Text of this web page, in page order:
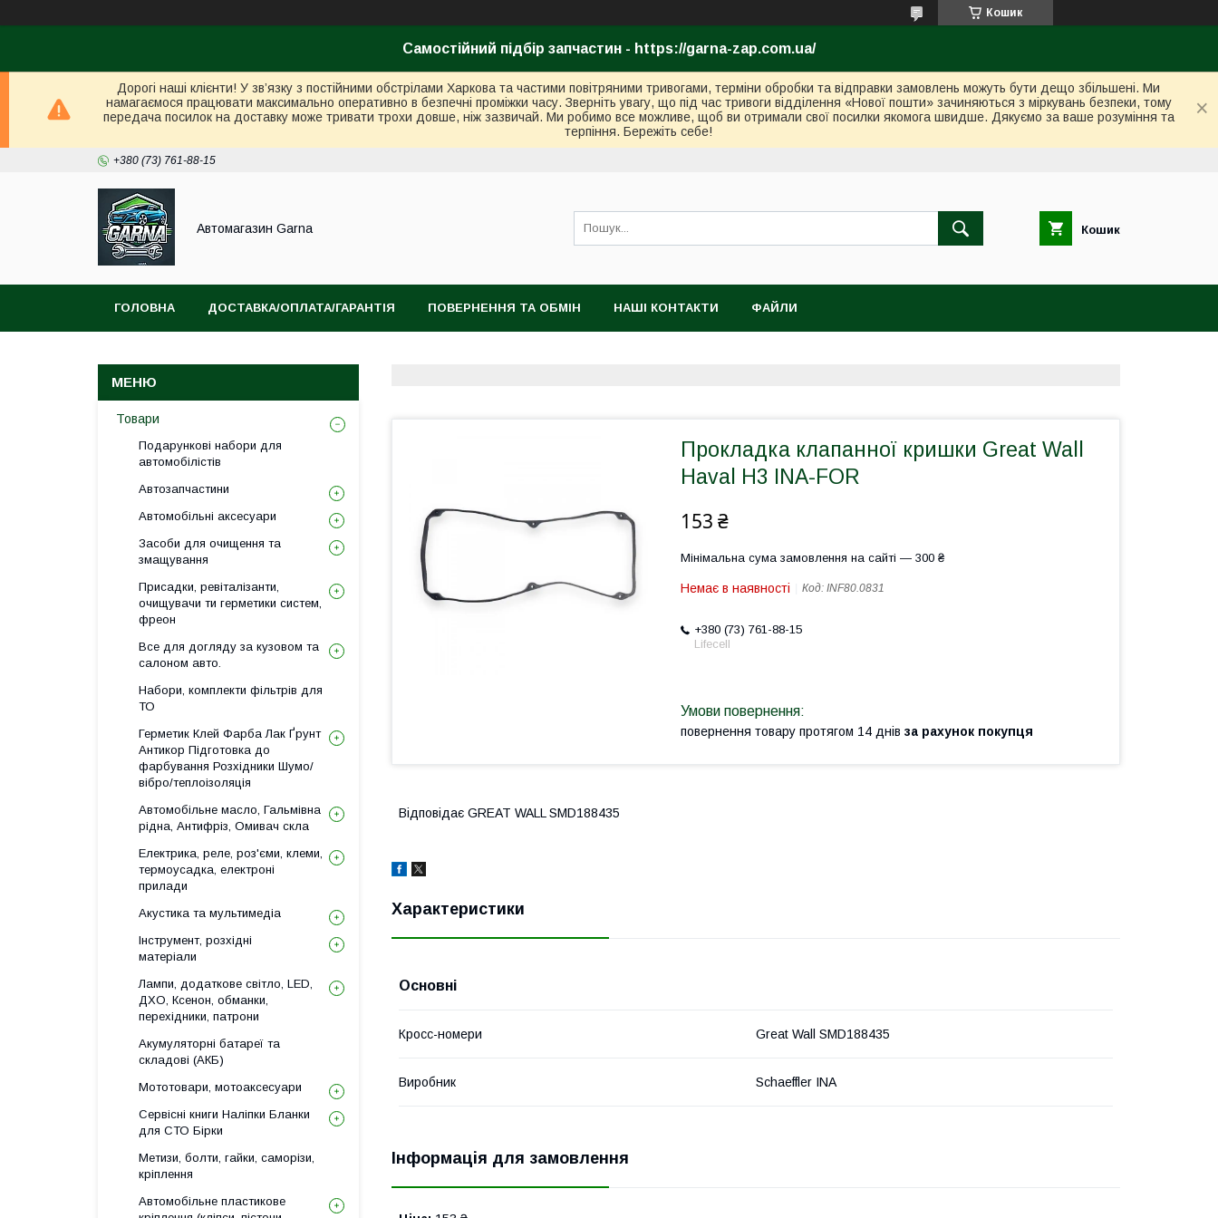
Кошик
Самостійний підбір запчастин - https://garna-zap.com.ua/
Дорогі наші клієнти! У зв’язку з постійними обстрілами Харкова та частими повітряними тривогами, терміни обробки та відправки замовлень можуть бути дещо збільшені. Ми
намагаємося працювати максимально оперативно в безпечні проміжки часу. Зверніть увагу, що під час тривоги відділення «Нової пошти» зачиняються з міркувань безпеки, тому
передача посилок на доставку може тривати трохи довше, ніж зазвичай. Ми робимо все можливе, щоб ви отримали свої посилки якомога швидше. Дякуємо за ваше розуміння та
терпіння. Бережіть себе!
+380 (73) 761-88-15
Автомагазин Garna Кошик
ГОЛОВНА ДОСТАВКА/ОПЛАТА/ГАРАНТІЯ ПОВЕРНЕННЯ ТА ОБМІН НАШІ КОНТАКТИ ФАЙЛИ
Прокладка клапанної кришки Great Wall
Haval H3 INA-FOR
153 ₴
Мінімальна сума замовлення на сайті — 300 ₴
Немає в наявності Код: INF80.0831
+380 (73) 761-88-15
Lifecell
повернення товару протягом 14 днів за рахунок покупця
Відповідає GREAT WALL SMD188435
Характеристики
Основні
Кросс-номери Great Wall SMD188435
Виробник Schaeffler INA
Інформація для замовлення
Товари
Подарункові набори для
автомобілістів
Автозапчастини
Автомобільні аксесуари
Засоби для очищення та
змащування
Присадки, ревіталізанти,
очищувачи ти герметики систем,
фреон
Все для догляду за кузовом та
салоном авто.
Набори, комплекти фільтрів для
ТО
Герметик Клей Фарба Лак Ґрунт
Антикор Підготовка до
фарбування Розхідники Шумо/
вібро/теплоізоляція
Автомобільне масло, Гальмівна
рідна, Антифріз, Омивач скла
Електрика, реле, роз'єми, клеми,
термоусадка, електроні
прилади
Акустика та мультимедіа
Інструмент, розхідні
матеріали
Лампи, додаткове світло, LED,
ДХО, Ксенон, обманки,
перехідники, патрони
Акумуляторні батареї та
складові (АКБ)
Мототовари, мотоаксесуари
Сервісні книги Наліпки Бланки
для СТО Бірки
Метизи, болти, гайки, саморізи,
кріплення
Автомобільне пластикове